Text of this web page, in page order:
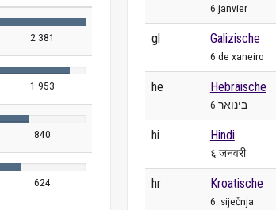
2 381
1 953
840
624
6 janvier
gl Galizische
6 de xaneiro
he Hebräische
6 בינואר
hi Hindi
६ जनवरी
hr Kroatische
6. siječnja